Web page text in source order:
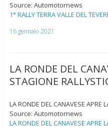
Source: Automotornews
1° RALLY TERRA VALLE DEL
16 gennaio 2021
LA RONDE DEL
STAGIONE
LA RONDE DEL CANAVESE APRE
Source: Automotornews
LA RONDE DEL CANAVESE APRE